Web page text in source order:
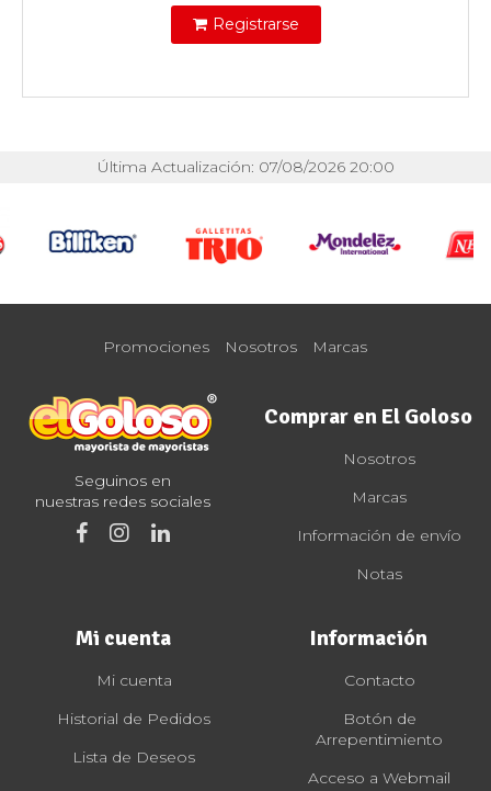
Registrarse
Última Actualización: 07/08/2026 20:00
Promociones Nosotros Marcas
Seguinos en
nuestras redes sociales
Comprar en El Goloso
Nosotros
Marcas
Información de envío
Notas
Mi cuenta
Mi cuenta
Historial de Pedidos
Lista de Deseos
Información
Contacto
Botón de
Arrepentimiento
Acceso a Webmail